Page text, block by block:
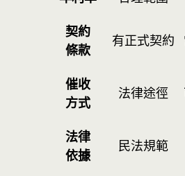
契約
條款
有正式契約
催收
方式
法律途徑
法律
依據
民法規範